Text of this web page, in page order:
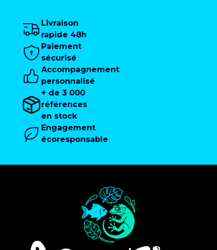
Livraison
rapide 48h
Paiement
sécurisé
Accompagnement
personnalisé
+ de 3 000
références
en stock
Engagement
écoresponsable